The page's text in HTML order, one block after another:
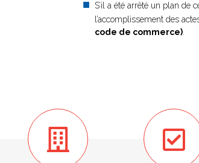
S’il a été arrêté un plan de
l’accomplissement des
code de commerce)